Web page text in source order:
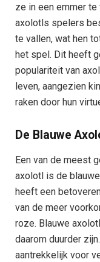
ze in een emmer te
axolotls spelers
te vallen, wat hen
het spel. Dit heeft
populariteit van
leven, aangezien
raken door hun
De Blauwe
Een van de meest
axolotl is de
heeft een
van de meer
roze. Blauwe
daarom duurder
aantrekkelijk voor